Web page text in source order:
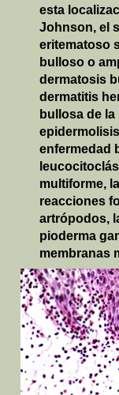
esta
Johnson, el
eritematoso
bulloso o
dermatosis
dermatitis
bullosa de
enfermedad
multiforme,
reacciones
artrópodos,
pioderma
membranas